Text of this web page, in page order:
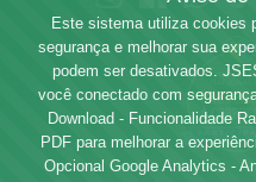
Este sistema utiliza cookies
segurança e melhorar sua
podem ser desativados.
você conectado com
Download - Funcionalidade
PDF para melhorar a
Opcional Google Analytics -